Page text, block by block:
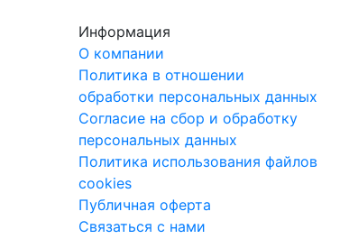
Информация
О компании
Политика в отношении
обработки персональных данных
Согласие на сбор и обработку
персональных данных
Политика использования файлов
cookies
Публичная оферта
Связаться с нами